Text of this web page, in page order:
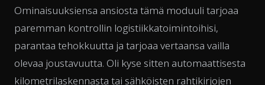
Ominaisuuksiensa ansiosta tämä moduuli tarjoaa
paremman kontrollin logistiikkatoimintoihisi,
parantaa tehokkuutta ja tarjoaa vertaansa vailla
olevaa joustavuutta. Oli kyse sitten automaattisesta
kilometrilaskennasta tai sähköisten rahtikirjojen